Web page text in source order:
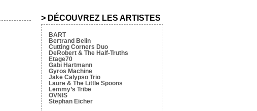
> DÉCOUVREZ LES ARTISTES
BART
Bertrand Belin
Cutting Corners Duo
DeRobert & The Half-Truths
Etage70
Gabi Hartmann
Gyros Machine
Jake Calypso Trio
Laure & The Little Spoons
Lemmy’s Tribe
OVNIS
Stephan Eicher